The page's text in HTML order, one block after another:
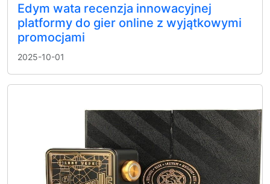
Edym wata recenzja innowacyjnej
platformy do gier online z wyjątkowymi
promocjami
2025-10-01